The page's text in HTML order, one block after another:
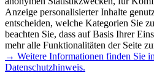
Anzeige personalisierter Inhalte
entscheiden, welche Kategorien Sie
beachten Sie, dass auf Basis Ihrer
mehr alle Funktionalitäten der Seite
→ Weitere Informationen finden Sie
Datenschutzhinweis.